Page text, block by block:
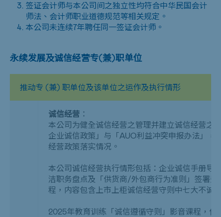
签证会计师与本公司间之独立性均符合中华⺠国会计
师法、会计师职业道德规范等相关规定。
本公司未连续7年聘任同⼀签证会计师。
永续发展及诚信经营专(兼)职单位
推动专 (兼) 职单位及该单位之运作及执行情形
诚信经营 ：
本公司为健全诚信经营之管理并建立诚信经营之
企业诚信政策」与「AUO利益冲突申报办法」，
经营政策落实情况。
本公司诚信经营执行情形包括：企业诚信手册导
洁职务盘点及「供货商/外包商行为准则」签署
程，内容包含上市上柜诚信经营守则中七大不诚
2025年教育训练「诚信遵循守则」影音课程，